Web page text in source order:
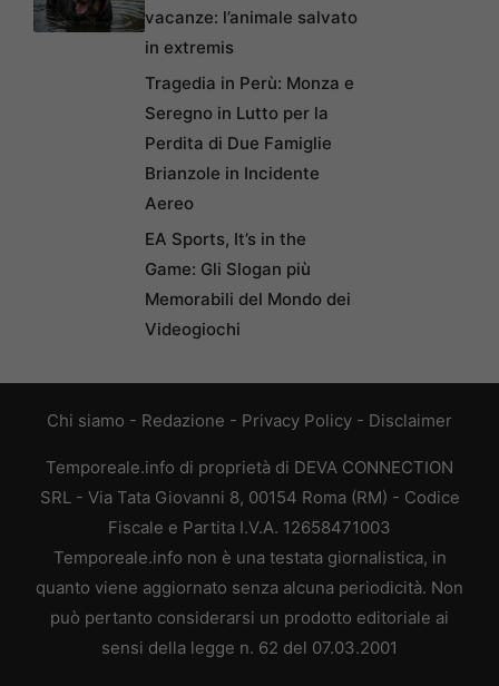
vacanze: l’animale salvato
in extremis
Tragedia in Perù: Monza e
Seregno in Lutto per la
Perdita di Due Famiglie
Brianzole in Incidente
Aereo
EA Sports, It’s in the
Game: Gli Slogan più
Memorabili del Mondo dei
Videogiochi
Chi siamo - Redazione - Privacy Policy - Disclaimer
Temporeale.info di proprietà di DEVA CONNECTION
SRL - Via Tata Giovanni 8, 00154 Roma (RM) - Codice
Fiscale e Partita I.V.A. 12658471003
Temporeale.info non è una testata giornalistica, in
quanto viene aggiornato senza alcuna periodicità. Non
può pertanto considerarsi un prodotto editoriale ai
sensi della legge n. 62 del 07.03.2001